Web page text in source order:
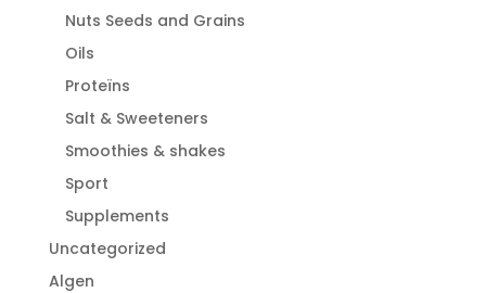
Nuts Seeds and Grains
Oils
Proteïns
Salt & Sweeteners
Smoothies & shakes
Sport
Supplements
Uncategorized
Algen